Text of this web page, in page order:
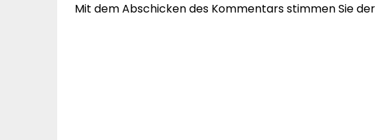
Mit dem Abschicken des Kommentars stimmen Sie der